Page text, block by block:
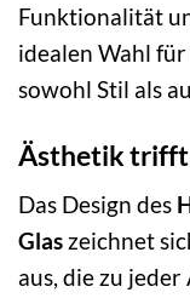
Funktionalität
idealen Wahl
sowohl Stil als
Ästhetik
Das Design des
Glas zeichnet
aus, die zu